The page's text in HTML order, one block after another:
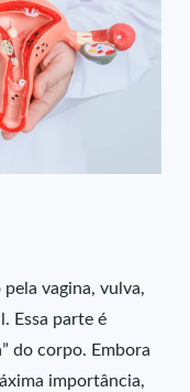
vagina, vulva,
Essa parte é
do corpo. Embora
importância,